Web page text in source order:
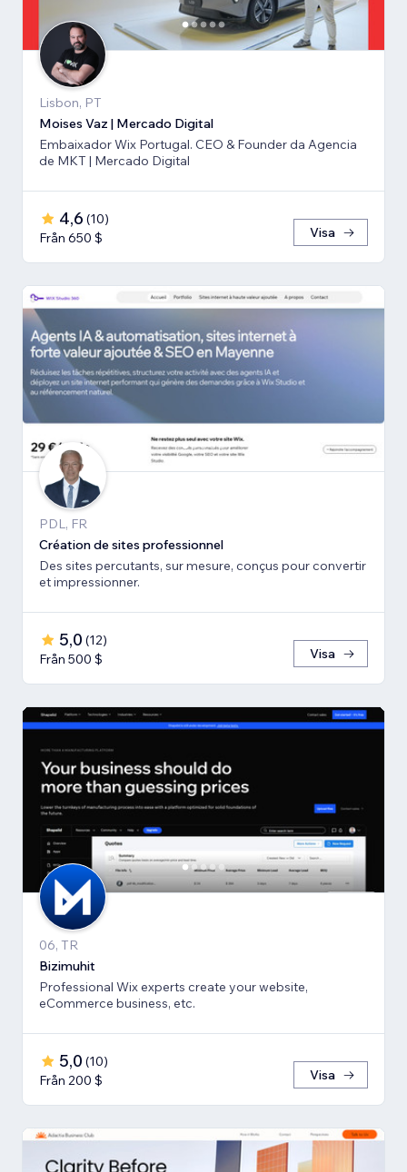
Lisbon, PT
Moises Vaz | Mercado Digital
Embaixador Wix Portugal. CEO & Founder da Agencia
de MKT | Mercado Digital
4,6 (10)
Från 650 $
Visa
PDL, FR
Création de sites professionnel
Des sites percutants, sur mesure, conçus pour convertir
et impressionner.
5,0 (12)
Från 500 $
Visa
06, TR
Bizimuhit
Professional Wix experts create your website,
eCommerce business, etc.
5,0 (10)
Från 200 $
Visa